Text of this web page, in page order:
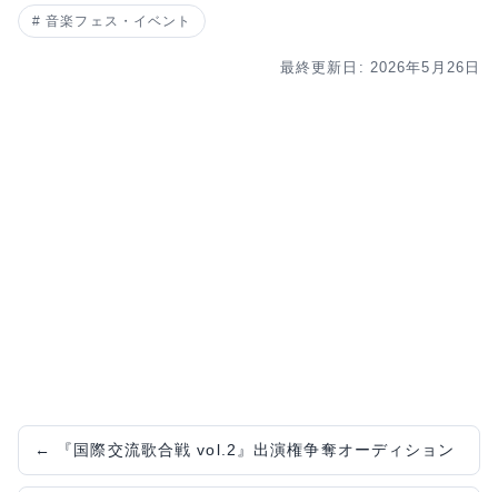
音楽フェス・イベント
最終更新日: 2026年5月26日
← 『国際交流歌合戦 vol.2』出演権争奪オーディション